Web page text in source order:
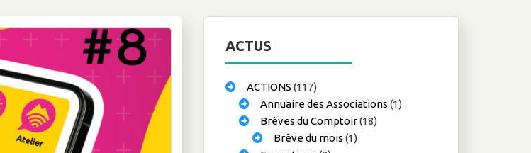
ACTUS
ACTIONS (117)
Annuaire des Associations (1)
Brèves du Comptoir(18)
Brève du mois (1)